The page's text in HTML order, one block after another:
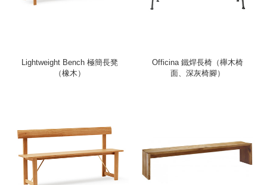
Lightweight Bench 極簡長凳
（橡木）
Officina 鐵焊長椅（櫸木椅
面、深灰椅腳）